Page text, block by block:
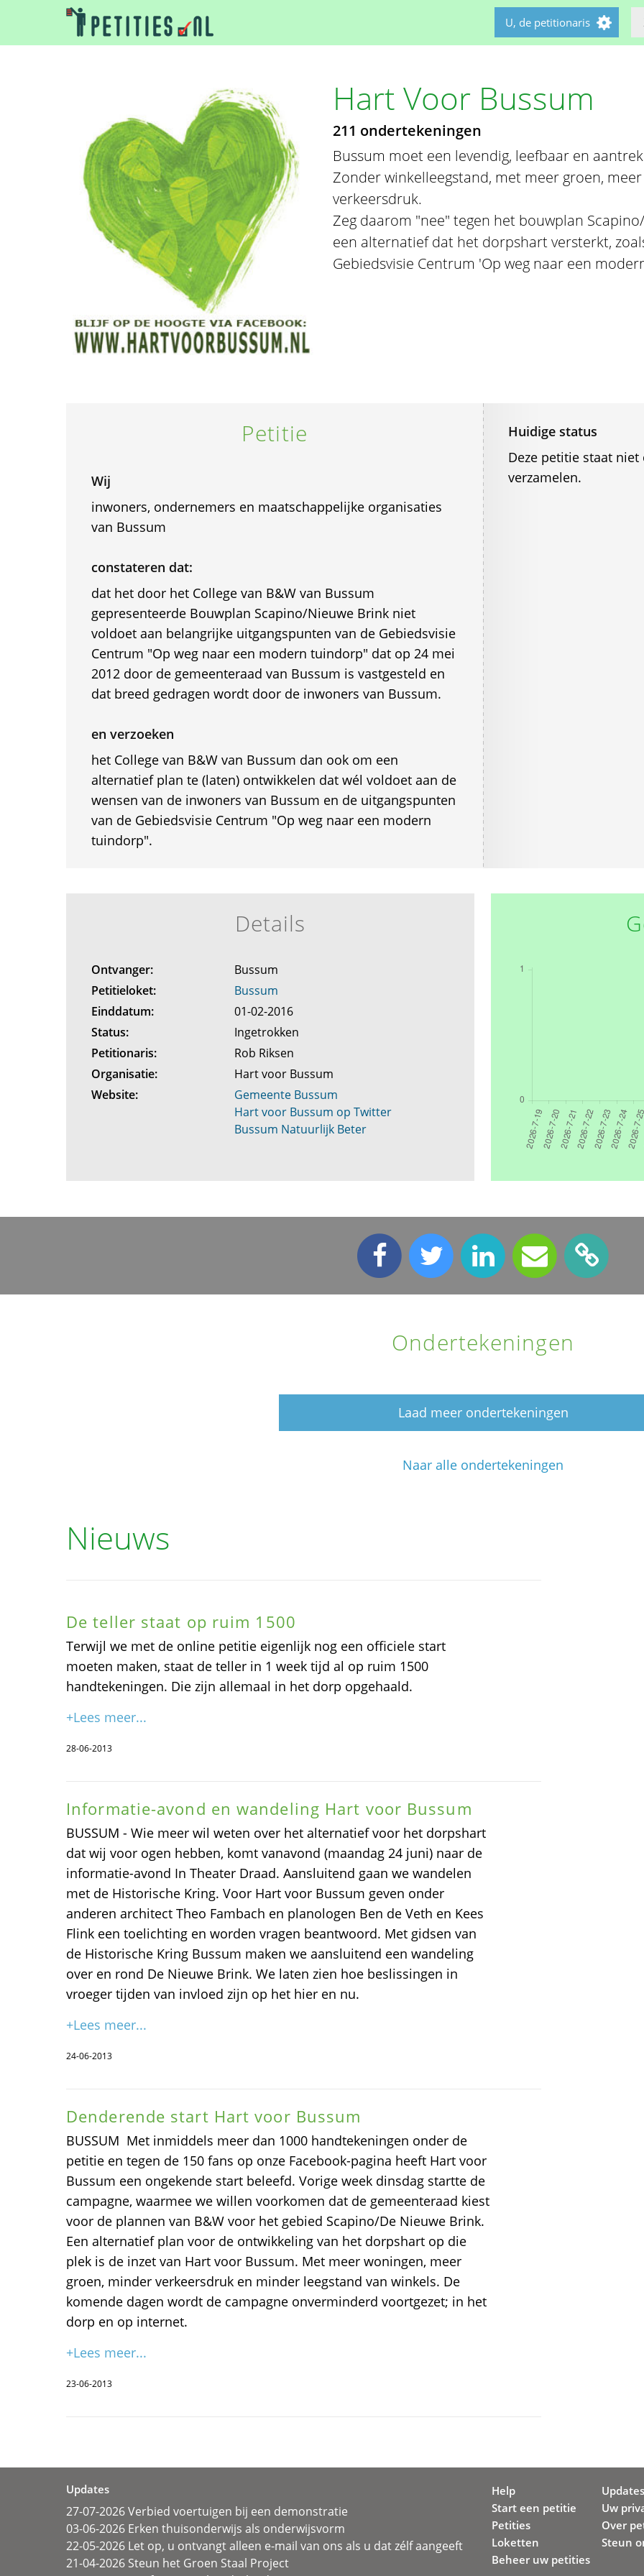
U, de petitionaris
Hart Voor Bussum
211 ondertekeningen
Bussum moet een levendig, leefbaar en
Zonder winkelleegstand, met meer groen,
verkeersdruk.
Zeg daarom "nee" tegen het bouwplan
een alternatief dat het dorpshart versterkt,
Gebiedsvisie Centrum 'Op weg naar een
Petitie
Wij
inwoners, ondernemers en maatschappelijke organisaties
van Bussum
constateren dat:
dat het door het College van B&W van Bussum
gepresenteerde Bouwplan Scapino/Nieuwe Brink niet
voldoet aan belangrijke uitgangspunten van de Gebiedsvisie
Centrum "Op weg naar een modern tuindorp" dat op 24 mei
2012 door de gemeenteraad van Bussum is vastgesteld en
dat breed gedragen wordt door de inwoners van Bussum.
en verzoeken
het College van B&W van Bussum dan ook om een
alternatief plan te (laten) ontwikkelen dat wél voldoet aan de
wensen van de inwoners van Bussum en de uitgangspunten
van de Gebiedsvisie Centrum "Op weg naar een modern
tuindorp".
Huidige status
Deze petitie staat
verzamelen.
Details
Ontvanger:
Bussum
Petitieloket:
Bussum
Einddatum:
01-02-2016
Status:
Ingetrokken
Petitionaris:
Rob Riksen
Organisatie:
Hart voor Bussum
Website:
Gemeente Bussum
Hart voor Bussum op Twitter
Bussum Natuurlijk Beter
Ondertekeningen
Laad meer ondertekeningen
Naar alle ondertekeningen
Nieuws
De teller staat op ruim 1500
Terwijl we met de online petitie eigenlijk nog een officiele start
moeten maken, staat de teller in 1 week tijd al op ruim 1500
handtekeningen. Die zijn allemaal in het dorp opgehaald.
+Lees meer...
28-06-2013
Informatie-avond en wandeling Hart voor Bussum
BUSSUM - Wie meer wil weten over het alternatief voor het dorpshart
dat wij voor ogen hebben, komt vanavond (maandag 24 juni) naar de
informatie-avond In Theater Draad. Aansluitend gaan we wandelen
met de Historische Kring. Voor Hart voor Bussum geven onder
anderen architect Theo Fambach en planologen Ben de Veth en Kees
Flink een toelichting en worden vragen beantwoord. Met gidsen van
de Historische Kring Bussum maken we aansluitend een wandeling
over en rond De Nieuwe Brink. We laten zien hoe beslissingen in
vroeger tijden van invloed zijn op het hier en nu.
+Lees meer...
24-06-2013
Denderende start Hart voor Bussum
BUSSUM  Met inmiddels meer dan 1000 handtekeningen onder de
petitie en tegen de 150 fans op onze Facebook-pagina heeft Hart voor
Bussum een ongekende start beleefd. Vorige week dinsdag startte de
campagne, waarmee we willen voorkomen dat de gemeenteraad kiest
voor de plannen van B&W voor het gebied Scapino/De Nieuwe Brink.
Een alternatief plan voor de ontwikkeling van het dorpshart op die
plek is de inzet van Hart voor Bussum. Met meer woningen, meer
groen, minder verkeersdruk en minder leegstand van winkels. De
komende dagen wordt de campagne onverminderd voortgezet; in het
dorp en op internet.
+Lees meer...
23-06-2013
Updates
27-07-2026 Verbied voertuigen bij een demonstratie
03-06-2026 Erken thuisonderwijs als onderwijsvorm
22-05-2026 Let op, u ontvangt alleen e-mail van ons als u dat zélf aangeeft
21-04-2026 Steun het Groen Staal Project
Help
Start een petitie
Petities
Loketten
Beheer uw petities
Updates
Uw
Over
Steun